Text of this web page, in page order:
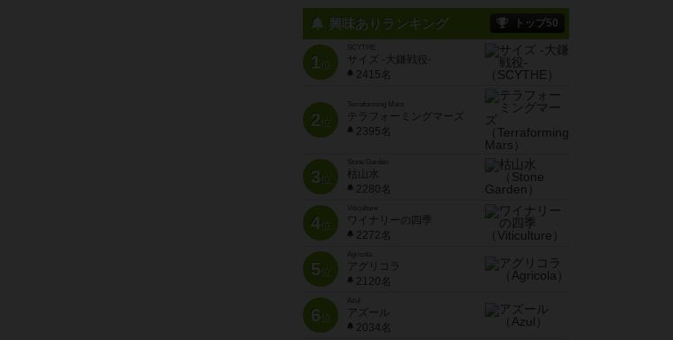
興味ありランキング トップ50
1位
SCYTHE
サイズ -大鎌戦役-
2415名
2位
Terraforming Mars
テラフォーミングマーズ
2395名
3位
Stone Garden
枯山水
2280名
4位
Viticulture
ワイナリーの四季
2272名
5位
Agricola
アグリコラ
2120名
6位
Azul
アズール
2034名